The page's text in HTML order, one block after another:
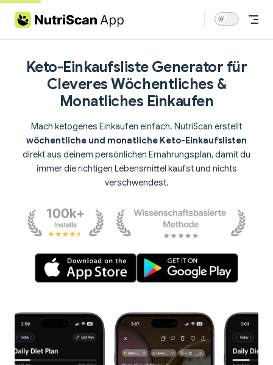
Skip to content
Keto-Einkaufsliste Generator für
Cleveres Wöchentliches &
Monatliches Einkaufen
Mach ketogenes Einkaufen einfach. NutriScan erstellt
wöchentliche und monatliche Keto-Einkaufslisten
direkt aus deinem persönlichen Ernährungsplan, damit du
immer die richtigen Lebensmittel kaufst und nichts
verschwendest.